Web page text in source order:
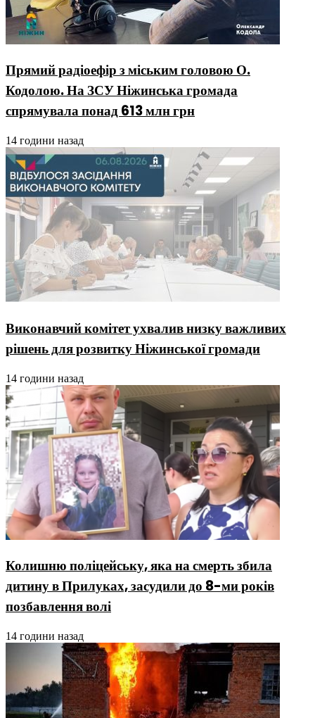
Прямий радіоефір з міським головою О.
Кодолою. На ЗСУ Ніжинська громада
спрямувала понад 613 млн грн
14 години назад
Виконавчий комітет ухвалив низку важливих
рішень для розвитку Ніжинської громади
14 години назад
Колишню поліцейську, яка на смерть збила
дитину в Прилуках, засудили до 8-ми років
позбавлення волі
14 години назад